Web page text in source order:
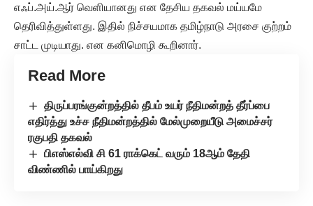
எஃப்.அய்.ஆர் வெளியானது என தேசிய தகவல் மய்யமே
தெரிவித்துள்ளது. இதில் நிச்சயமாக தமிழ்நாடு அரசை குற்றம்
சாட்ட முடியாது. என கனிமொழி கூறினார்.
Read More
திருப்பரங்குன்றத்தில் தீபம் உயர் நீதிமன்றத் தீர்ப்பை
எதிர்த்து உச்ச நீதிமன்றத்தில் மேல்முறையீடு அமைச்சர்
ரகுபதி தகவல்
பிஎஸ்எல்வி சி 61 ராக்கெட் வரும் 18ஆம் தேதி
விண்ணில் பாய்கிறது